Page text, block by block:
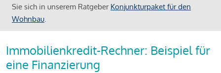
Sie sich in unserem Ratgeber Konjunkturpaket für den
Wohnbau.
Immobilienkredit-Rechner: Beispiel für
eine Finanzierung